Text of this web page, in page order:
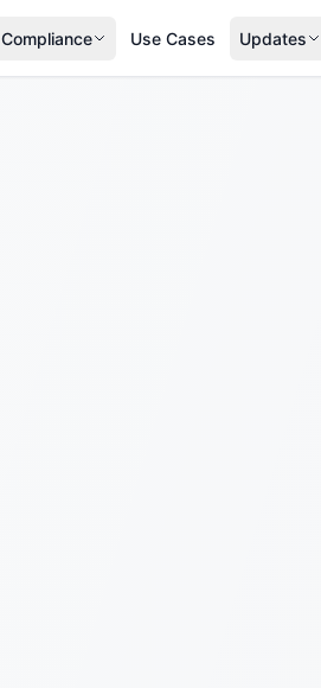
Compliance Use Cases Updates